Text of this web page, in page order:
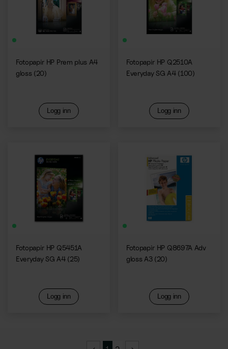
Fotopapir HP Prem plus A4
gloss (20)
Logg inn
Fotopapir HP Q2510A
Everyday SG A4 (100)
Logg inn
Fotopapir HP Q5451A
Everyday SG A4 (25)
Logg inn
Fotopapir HP Q8697A Adv
gloss A3 (20)
Logg inn